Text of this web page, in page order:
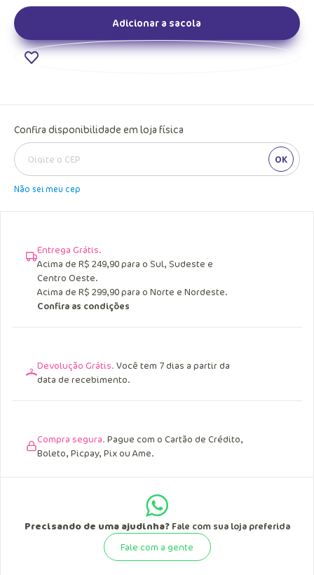
Adicionar a sacola
Confira disponibilidade em loja física
OK
Não sei meu cep
Entrega Grátis.
Acima de R$ 249,90 para o Sul, Sudeste e
Centro Oeste.
Acima de R$ 299,90 para o Norte e Nordeste.
Confira as condições
Devolução Grátis. Você tem 7 dias a partir da
data de recebimento.
Compra segura. Pague com o Cartão de Crédito,
Boleto, Picpay, Pix ou Ame.
Precisando de uma ajudinha?Fale com sua loja preferida
Fale com a gente